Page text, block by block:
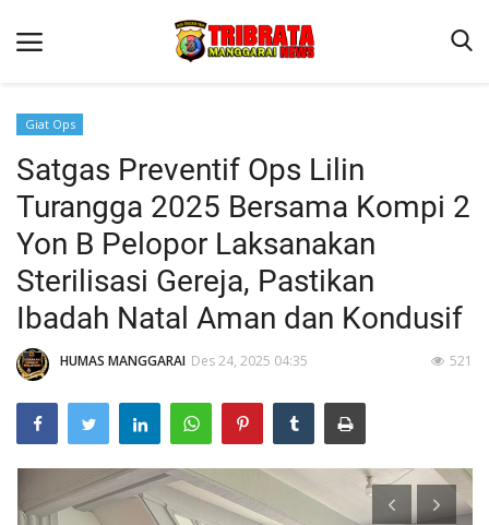
Beranda
Binkam
Kapolres Manggarai Imbau Masyarakat Waspada Cuaca
Kapolres Manggarai Imbau Masyarakat Waspada Cuaca
Reskrim
Lantas
Giat Ops
Polisi Kita
Mitra Polisi
Giat Ops
Satgas Preventif Ops Lilin
Turangga 2025 Bersama Kompi 2
Yon B Pelopor Laksanakan
Sterilisasi Gereja, Pastikan
Ibadah Natal Aman dan Kondusif
HUMAS MANGGARAI Des 24, 2025 04:35 521